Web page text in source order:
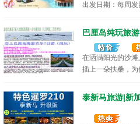
出发日期：每周
巴厘岛纯玩旅
在洒满阳光的沙
插上一朵扶桑，
泰新马旅游|新